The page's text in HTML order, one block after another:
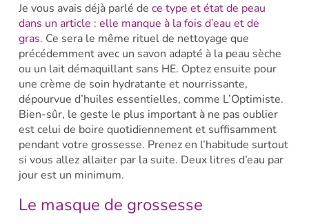
Je vous avais déjà parlé de ce type et état de peau
dans un article : elle manque à la fois d’eau et de
gras. Ce sera le même rituel de nettoyage que
précédemment avec un savon adapté à la peau sèche
ou un lait démaquillant sans HE. Optez ensuite pour
une crème de soin hydratante et nourrissante,
dépourvue d’huiles essentielles, comme L’Optimiste.
Bien-sûr, le geste le plus important à ne pas oublier
est celui de boire quotidiennement et suffisamment
pendant votre grossesse. Prenez en l’habitude surtout
si vous allez allaiter par la suite. Deux litres d’eau par
jour est un minimum.
Le masque de grossesse